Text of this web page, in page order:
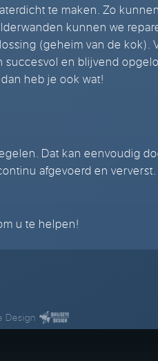
te maken. Zo
kunnen we
(geheim van de kok).
en blijvend
heb je ook wat!
Dat kan eenvoudig
afgevoerd en ververst.
u te helpen!
Design